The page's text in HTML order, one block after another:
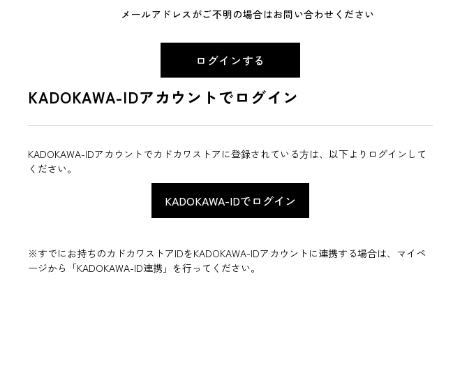
メールアドレスがご不明の場合はお問い合わせください
KADOKAWA-IDアカウントでログイン
KADOKAWA-IDアカウントでカドカワストアに登録されている方は、以下よりログインして
ください。
※すでにお持ちのカドカワストアIDをKADOKAWA-IDアカウントに連携する場合は、マイペ
ージから「KADOKAWA-ID連携」を行ってください。